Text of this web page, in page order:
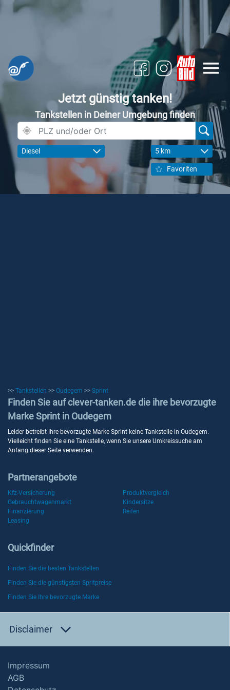
Jetzt günstig tanken!
Tankstellen in Deiner Umgebung finden
Diesel 5 km
Favoriten
>> Tankstellen >> Oudegem >> Sprint
Finden Sie auf clever-tanken.de die ihre bevorzugte
Marke Sprint in Oudegem
Leider betreibt Ihre bevorzugte Marke Sprint keine Tankstelle in Oudegem.
Vielleicht finden Sie eine Tankstelle, wenn Sie unsere Umkreissuche am
Anfang dieser Seite verwenden.
Partnerangebote
Kfz-Versicherung
Produktvergleich
Gebrauchtwagenmarkt
Kindersitze
Finanzierung
Reifen
Leasing
Quickfinder
Finden Sie die besten Tankstellen
Finden Sie die günstigsten Spritpreise
Finden Sie Ihre bevorzugte Marke
Disclaimer
Impressum
AGB